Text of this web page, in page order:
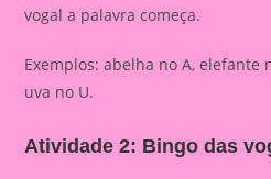
vogal a palavra começa.
Exemplos: abelha no A, elefante
uva no U.
Atividade 2: Bingo das